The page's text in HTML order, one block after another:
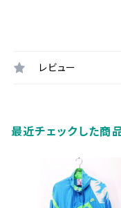
レビュー
最近チェックした商